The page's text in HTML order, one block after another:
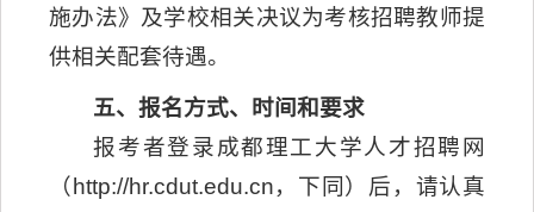
施办法》及学校相关决议为考核招聘教师提
供相关配套待遇。
五、报名方式、时间和要求
报考者登录成都理工大学人才招聘网
（http://hr.cdut.edu.cn，下同）后，请认真